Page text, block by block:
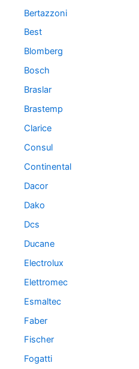
Bertazzoni
Best
Blomberg
Bosch
Braslar
Brastemp
Clarice
Consul
Continental
Dacor
Dako
Dcs
Ducane
Electrolux
Elettromec
Esmaltec
Faber
Fischer
Fogatti